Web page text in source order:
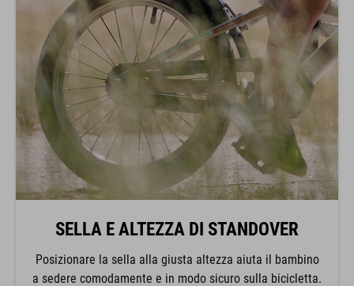
SELLA E ALTEZZA DI STANDOVER
Posizionare la sella alla giusta altezza aiuta il bambino
a sedere comodamente e in modo sicuro sulla bicicletta.